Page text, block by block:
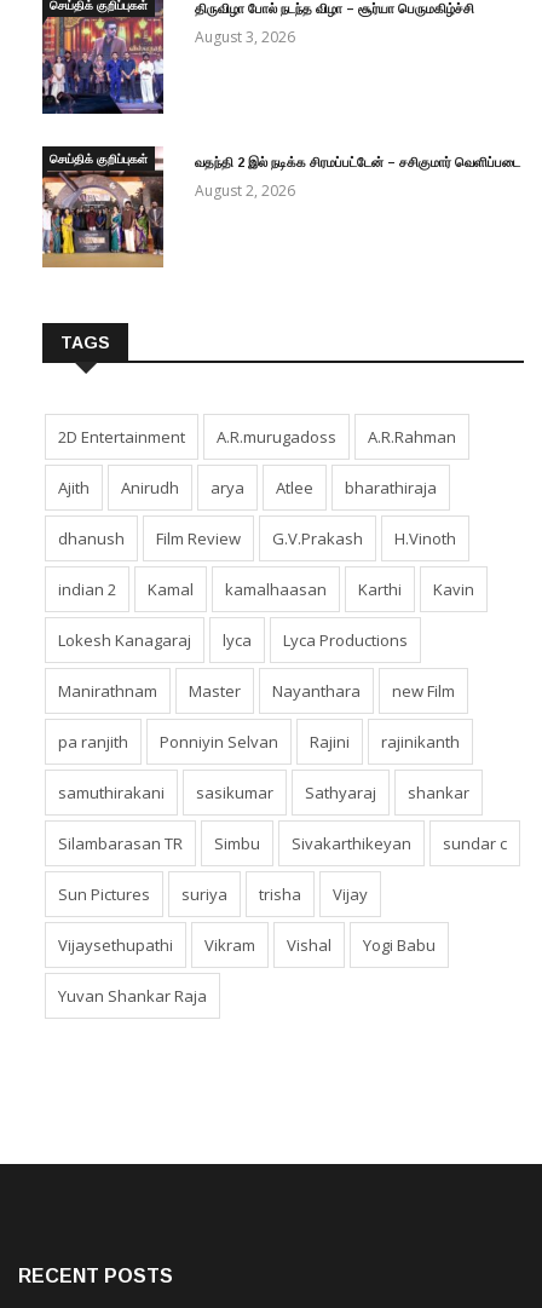
செய்திக் குறிப்புகள் திருவிழா போல் நடந்த விழா – சூர்யா பெருமகிழ்ச்சி
August 3, 2026
செய்திக் குறிப்புகள் வதந்தி 2 இல் நடிக்க சிரமப்பட்டேன் – சசிகுமார் வெளிப்படை
August 2, 2026
TAGS
2D Entertainment A.R.murugadoss A.R.Rahman
Ajith Anirudh arya Atlee bharathiraja
dhanush Film Review G.V.Prakash H.Vinoth
indian 2 Kamal kamalhaasan Karthi Kavin
Lokesh Kanagaraj lyca Lyca Productions
Manirathnam Master Nayanthara new Film
pa ranjith Ponniyin Selvan Rajini rajinikanth
samuthirakani sasikumar Sathyaraj shankar
Silambarasan TR Simbu Sivakarthikeyan sundar c
Sun Pictures suriya trisha Vijay
Vijaysethupathi Vikram Vishal Yogi Babu
Yuvan Shankar Raja
RECENT POSTS